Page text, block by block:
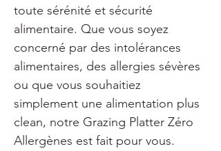
toute sérénité et sécurité
alimentaire. Que vous soyez
concerné par des intolérances
alimentaires, des allergies sévères
ou que vous souhaitiez
simplement une alimentation plus
clean, notre Grazing Platter Zéro
Allergènes est fait pour vous.